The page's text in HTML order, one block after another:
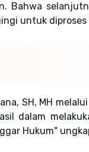
Bahwa
untuk
SH, MH
dalam
Hukum"